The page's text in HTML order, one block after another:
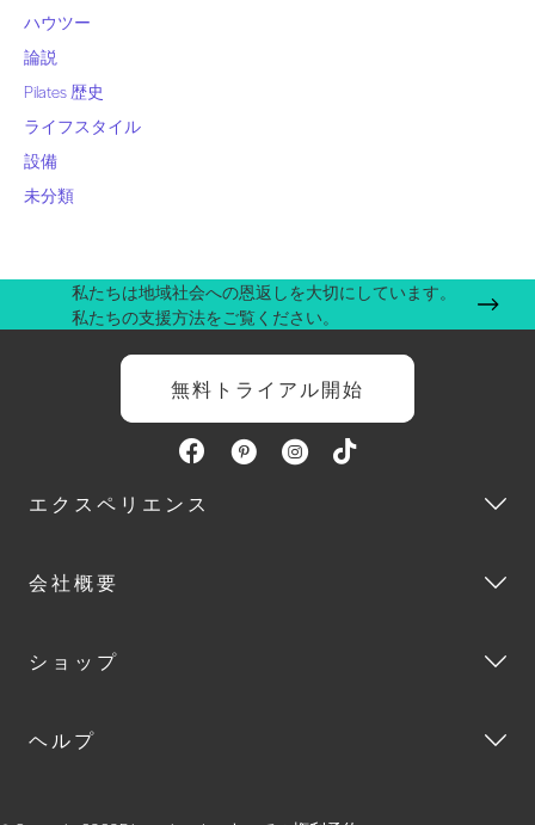
ハウツー
論説
Pilates 歴史
ライフスタイル
設備
未分類
ペ
ー
ジ
ネ
ー
シ
私たちは地域社会への恩返しを大切にしています。
私たちの支援方法をご覧ください。
無料トライアル開始
エクスペリエンス
会社概要
ショップ
ヘルプ